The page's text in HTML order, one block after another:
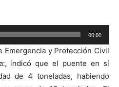
00:00
Emergencia y Protección Civil
indicó que el puente en sí
de 4 toneladas, habiendo